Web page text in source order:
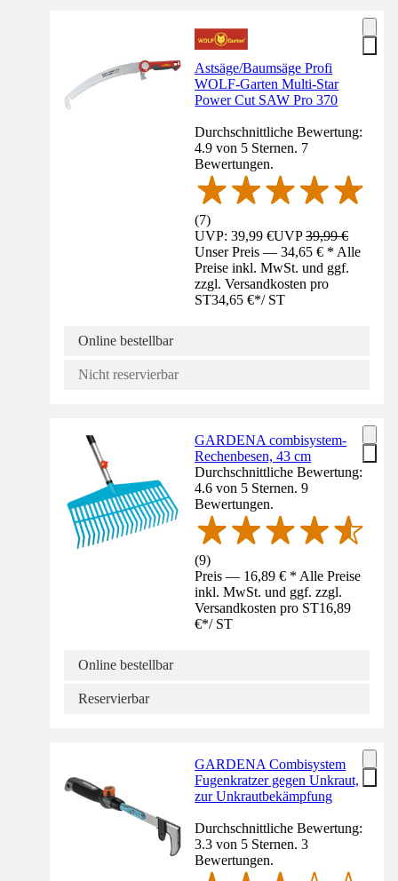
Astsäge/Baumsäge Profi
WOLF-Garten Multi-Star
Power Cut SAW Pro 370
Durchschnittliche Bewertung:
4.9 von 5 Sternen. 7
Bewertungen.
(7)
UVP: 39,99 €UVP39,99 €
Unser Preis — 34,65 € * Alle
Preise inkl. MwSt. und ggf.
zzgl. Versandkosten pro
ST34,65 €*/ ST
Online bestellbar
Nicht reservierbar
GARDENA combisystem-
Rechenbesen, 43 cm
Durchschnittliche Bewertung:
4.6 von 5 Sternen. 9
Bewertungen.
(9)
Preis — 16,89 € * Alle Preise
inkl. MwSt. und ggf. zzgl.
Versandkosten pro ST16,89
€*/ ST
Online bestellbar
Reservierbar
GARDENA Combisystem
Fugenkratzer gegen Unkraut,
zur Unkrautbekämpfung
Durchschnittliche Bewertung:
3.3 von 5 Sternen. 3
Bewertungen.